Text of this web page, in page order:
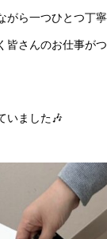
ら一つひとつ丁
さんのお仕事が
いました🎶